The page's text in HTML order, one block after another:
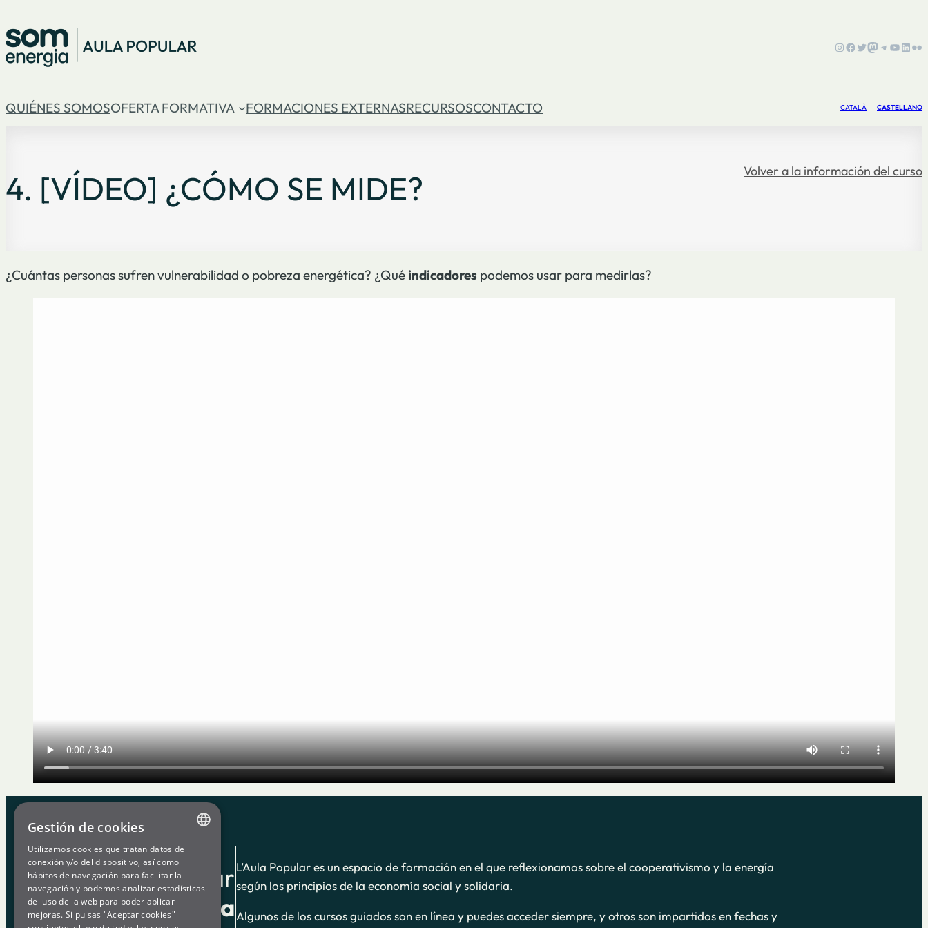
Instagram
Facebook
Twitter
Mastodon
Telegram
QUIÉNES SOMOSOFERTA FORMATIVA FORMACIONES EXTERNASRECURSOSCONTACTO CATALÀ CASTELLANO
4. [VÍDEO] ¿CÓMO SE MIDE? Volver a la información del curso
¿Cuántas personas sufren vulnerabilidad o pobreza energética? ¿Qué indicadores podemos usar para medirlas?
Aula Popular
deSom Energia
L’Aula Popular es un espacio de formación en el que reflexionamos sobre el cooperativismo y la energía
según los principios de la economía social y solidaria.
Algunos de los cursos guiados son en línea y puedes acceder siempre, y otros son impartidos en fechas y
ENGLISH
SPANISH
GL
BASQUE
Gestión de cookies
Utilizamos cookies que tratan datos de
conexión y/o del dispositivo, así como
hábitos de navegación para facilitar la
navegación y podemos analizar estadísticas
del uso de la web para poder aplicar
mejoras. Si pulsas "Aceptar cookies"